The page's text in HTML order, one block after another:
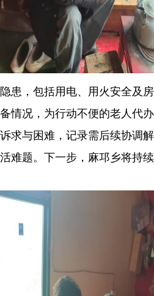
，包括用电、用火安全及
情况，为行动不便的老人代
与困难，记录需后续协调
题。下一步，麻邛乡将持